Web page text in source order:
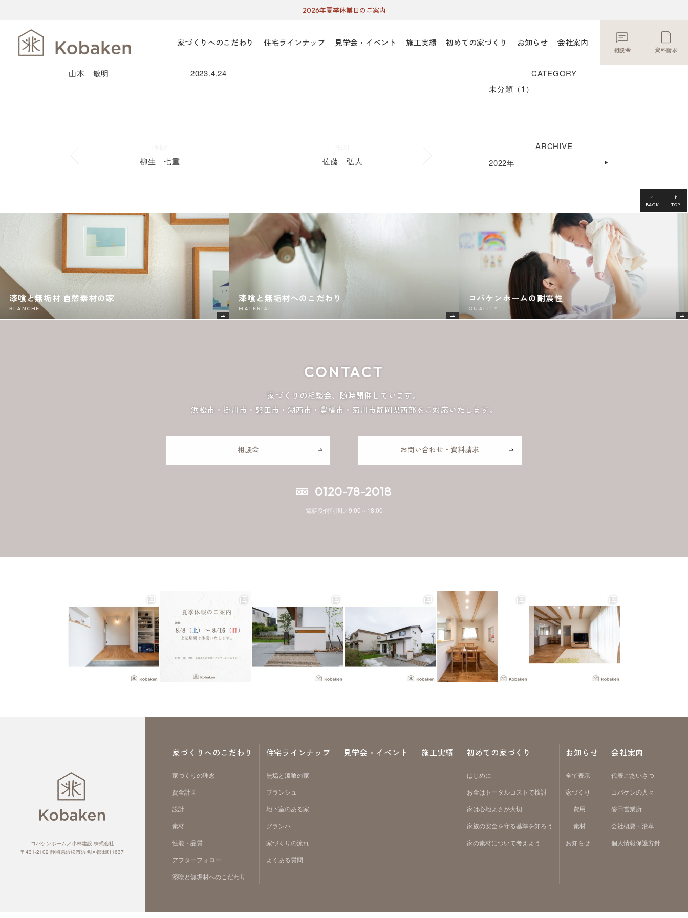
2026年夏季休業日のご案内
家づくりへのこだわり 住宅ラインナップ 見学会・イベント 施工実績 初めての家づくり お知らせ 会社案内
相談会 資料請求
山本 敏明 2023.4.24
柳生 七重 佐藤 弘人
CATEGORY
未分類 （1）
ARCHIVE
2022年
BACK TOP
漆喰と無垢材 自然素材の家
BLANCHE
漆喰と無垢材へのこだわり
MATERIAL
コバケンホームの耐震性
QUALITY
CONTACT
家づくりの相談会、随時開催しています。
浜松市・掛川市・磐田市・湖西市・豊橋市・菊川市静岡県西部をご対応いたします。
相談会 お問い合わせ・資料請求
0120-78-2018
電話受付時間／9:00～18:00
コバケンホーム／小林建設 株式会社
〒431-2102 静岡県浜松市浜名区都田町1637
家づくりへのこだわり
家づくりの理念
資金計画
設計
素材
性能・品質
アフターフォロー
漆喰と無垢材へのこだわり
住宅ラインナップ
無垢と漆喰の家
ブランシュ
地下室のある家
グランハ
家づくりの流れ
よくある質問
見学会・イベント 施工実績 初めての家づくり
はじめに
お金はトータルコストで検討
家は心地よさが大切
家族の安全を守る基準を知ろう
家の素材について考えよう
お知らせ
全て表示
家づくり
費用
素材
お知らせ
会社案内
代表ごあいさつ
コバケンの人々
磐田営業所
会社概要・沿革
個人情報保護方針